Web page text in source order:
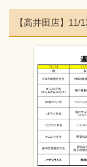
【高井田店】11/